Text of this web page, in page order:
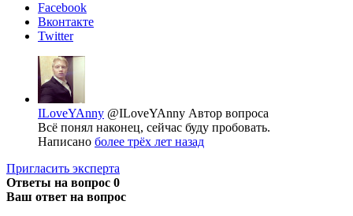
Facebook
Вконтакте
Twitter
ILoveYAnny @ILoveYAnny Автор вопроса
Всё понял наконец, сейчас буду пробовать.
Написано более трёх лет назад
Пригласить эксперта
Ответы на вопрос 0
Ваш ответ на вопрос